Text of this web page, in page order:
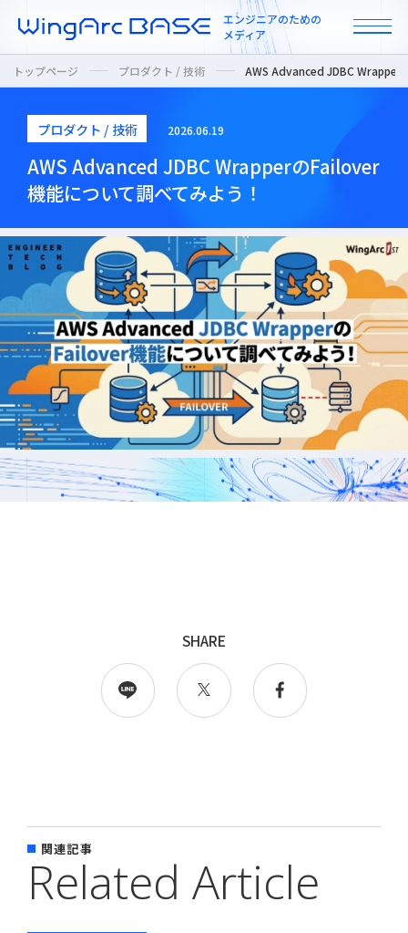
エンジニアのための
メディア
All
インタビュー
カルチャー / 人
ニュース
プロダクト / 技術
採用
WingArc BASEとは
トップページ プロダクト / 技術 AWS Advanced JDBC Wrapper
プロダクト / 技術 2026.06.19
AWS Advanced JDBC WrapperのFailover
機能について調べてみよう！
SHARE
関連記事
Related Article